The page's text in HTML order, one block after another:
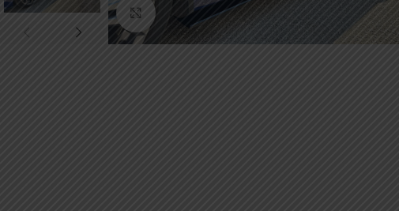
Κάντε κλικ για μεγέθυνση